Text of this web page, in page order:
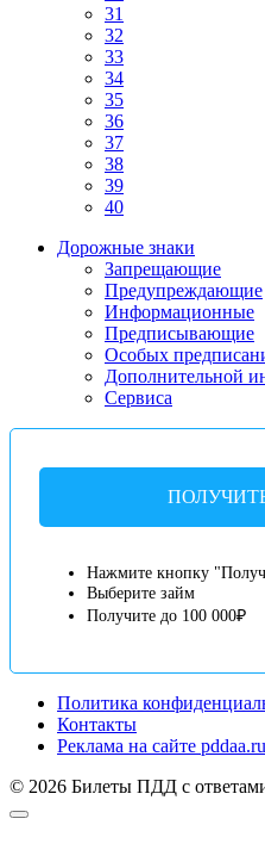
31
32
33
34
35
36
37
38
39
40
Дорожные знаки
Запрещающие
Предупреждающие
Информационные
Предписывающие
Особых
Дополнительной
Сервиса
Нажмите кнопку
Выберите займ
Получите до 100 000₽
Политика
Контакты
Реклама на сайте pddaa.ru
© 2026 Билеты ПДД с